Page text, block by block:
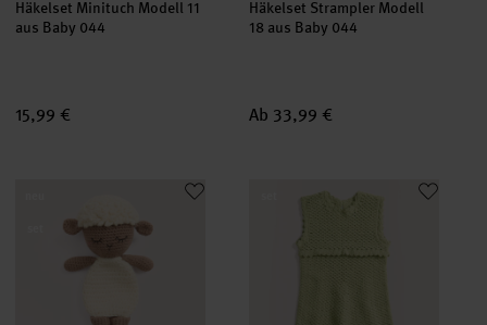
Häkelset Minituch Modell 11
aus Baby 044
15,99 €
Häkelset Strampler Modell
18 aus Baby 044
Ab 33,99 €
Häkelset Kuscheltier Lämmchen Modell 05 aus Baby 044
Häkelset Strampler Modell 23